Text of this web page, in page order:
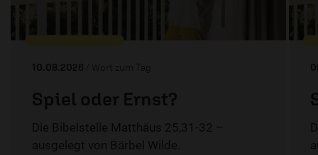
10.08.2026 / Wort zum Tag
Spiel oder Ernst?
Die Bibelstelle Matthäus 25,31-32 –
ausgelegt von Bärbel Wilde.